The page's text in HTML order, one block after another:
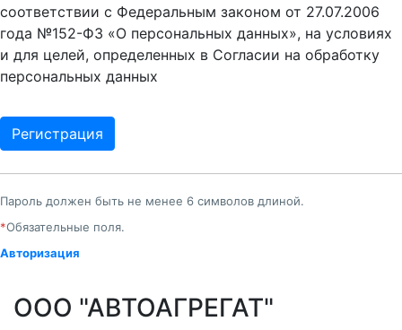
соответствии с Федеральным законом от 27.07.2006
года №152-ФЗ «О персональных данных», на условиях
и для целей, определенных в Согласии на обработку
персональных данных
Пароль должен быть не менее 6 символов длиной.
*Обязательные поля.
Авторизация
ООО "АВТОАГРЕГАТ"